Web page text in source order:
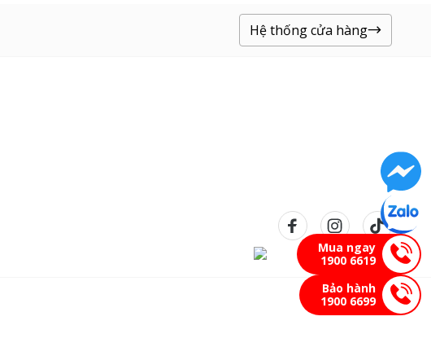
Mua ngay
1900 6619
Bảo hành
1900 6699
Hệ thống cửa hàng